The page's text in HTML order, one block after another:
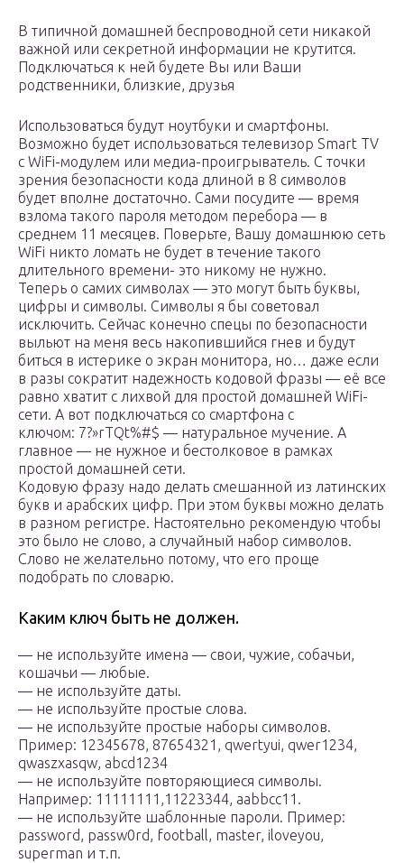
В типичной домашней беспроводной сети никакой
важной или секретной информации не крутится.
Подключаться к ней будете Вы или Ваши
родственники, близкие, друзья
Использоваться будут ноутбуки и смартфоны.
Возможно будет использоваться телевизор Smart TV
с WiFi-модулем или медиа-проигрыватель. С точки
зрения безопасности кода длиной в 8 символов
будет вполне достаточно. Сами посудите — время
взлома такого пароля методом перебора — в
среднем 11 месяцев. Поверьте, Вашу домашнюю сеть
WiFi никто ломать не будет в течение такого
длительного времени- это никому не нужно.
Теперь о самих символах — это могут быть буквы,
цифры и символы. Символы я бы советовал
исключить. Сейчас конечно спецы по безопасности
выльют на меня весь накопившийся гнев и будут
биться в истерике о экран монитора, но… даже если
в разы сократит надежность кодовой фразы — её все
равно хватит с лихвой для простой домашней WiFi-
сети. А вот подключаться со смартфона с
ключом: 7?»rTQt%#$ — натуральное мучение. А
главное — не нужное и бестолковое в рамках
простой домашней сети.
Кодовую фразу надо делать смешанной из латинских
букв и арабских цифр. При этом буквы можно делать
в разном регистре. Настоятельно рекомендую чтобы
это было не слово, а случайный набор символов.
Слово не желательно потому, что его проще
подобрать по словарю.
Каким ключ быть не должен.
— не используйте имена — свои, чужие, собачьи,
кошачьи — любые.
— не используйте даты.
— не используйте простые слова.
— не используйте простые наборы символов.
Пример: 12345678, 87654321, qwertyui, qwer1234,
qwaszxasqw, abcd1234
— не используйте повторяющиеся символы.
Например: 11111111,11223344, aabbcc11.
— не используйте шаблонные пароли. Пример:
password, passw0rd, football, master, iloveyou,
superman и т.п.